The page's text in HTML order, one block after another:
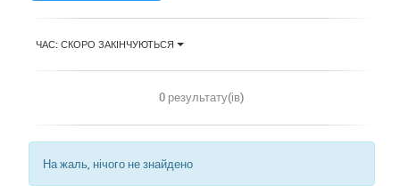
ЧАС: СКОРО ЗАКІНЧУЮТЬСЯ
0 результату(ів)
На жаль, нічого не знайдено